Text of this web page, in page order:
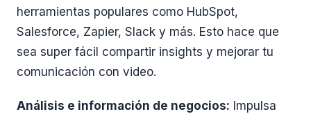
herramientas populares como HubSpot,
Salesforce, Zapier, Slack y más. Esto hace que
sea super fácil compartir insights y mejorar tu
comunicación con video.
Análisis e información de negocios: Impulsa